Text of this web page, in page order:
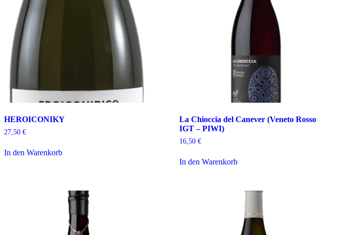
HEROICONIKY
27,50 €
In den Warenkorb
La Chioccia del Canever (Veneto Rosso
IGT – PIWI)
16,50€
In den Warenkorb